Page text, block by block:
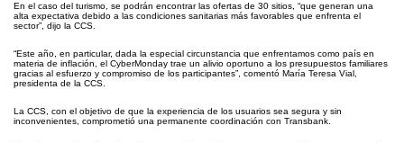
En el caso del turismo, se podrán encontrar las ofertas de 30 sitios, “que generan una
alta expectativa debido a las condiciones sanitarias más favorables que enfrenta el
sector”, dijo la CCS.
“Este año, en particular, dada la especial circunstancia que enfrentamos como país en
materia de inflación, el CyberMonday trae un alivio oportuno a los presupuestos familiares
gracias al esfuerzo y compromiso de los participantes”, comentó María Teresa Vial,
presidenta de la CCS.
La CCS, con el objetivo de que la experiencia de los usuarios sea segura y sin
inconvenientes, comprometió una permanente coordinación con Transbank.